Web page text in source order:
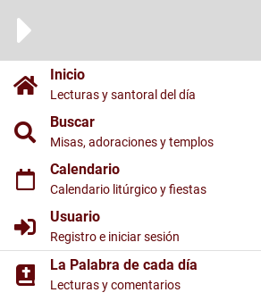
Inicio
Lecturas y santoral del día
Buscar
Misas, adoraciones y templos
Calendario
Calendario litúrgico y fiestas
Usuario
Registro e iniciar sesión
La Palabra de cada día
Lecturas y comentarios